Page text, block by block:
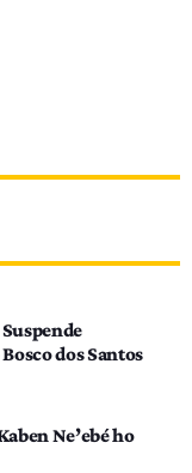
dos Santos
Ne’ebé ho